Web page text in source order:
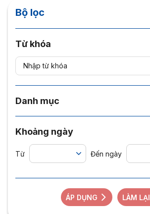
Bộ lọc
Từ khóa
Danh mục
Khoảng ngày
Từ Đến ngày
ÁP DỤNG LÀM LẠI